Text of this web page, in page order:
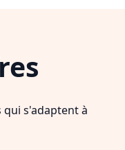
s'adaptent à